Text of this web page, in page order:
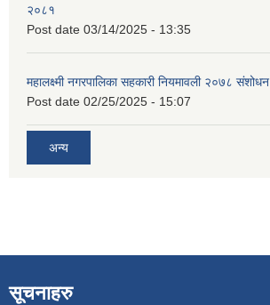
२०८१
Post date 03/14/2025 - 13:35
महालक्ष्मी नगरपालिका सहकारी नियमावली २०७८ संशोधन
Post date 02/25/2025 - 15:07
अन्य
सूचनाहरु